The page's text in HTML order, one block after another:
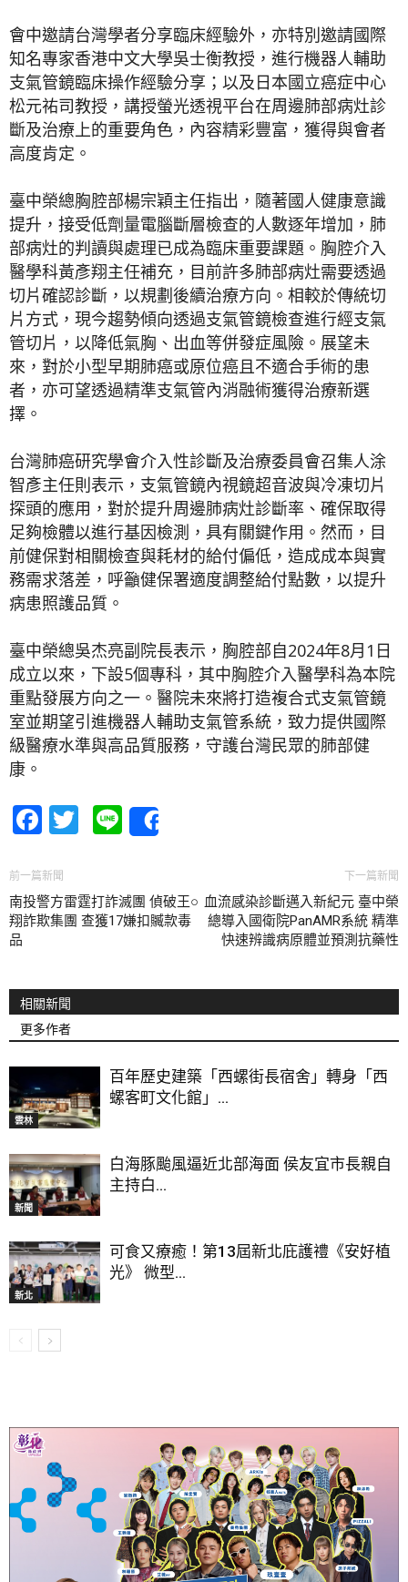
會中邀請台灣學者分享臨床經驗外，亦特別邀請國際
知名專家香港中文大學吳士衡教授，進行機器人輔助
支氣管鏡臨床操作經驗分享；以及日本國立癌症中心
松元祐司教授，講授螢光透視平台在周邊肺部病灶診
斷及治療上的重要角色，內容精彩豐富，獲得與會者
高度肯定。
臺中榮總胸腔部楊宗穎主任指出，隨著國人健康意識
提升，接受低劑量電腦斷層檢查的人數逐年增加，肺
部病灶的判讀與處理已成為臨床重要課題。胸腔介入
醫學科黃彥翔主任補充，目前許多肺部病灶需要透過
切片確認診斷，以規劃後續治療方向。相較於傳統切
片方式，現今趨勢傾向透過支氣管鏡檢查進行經支氣
管切片，以降低氣胸、出血等併發症風險。展望未
來，對於小型早期肺癌或原位癌且不適合手術的患
者，亦可望透過精準支氣管內消融術獲得治療新選
擇。
台灣肺癌研究學會介入性診斷及治療委員會召集人涂
智彥主任則表示，支氣管鏡內視鏡超音波與冷凍切片
探頭的應用，對於提升周邊肺病灶診斷率、確保取得
足夠檢體以進行基因檢測，具有關鍵作用。然而，目
前健保對相關檢查與耗材的給付偏低，造成成本與實
務需求落差，呼籲健保署適度調整給付點數，以提升
病患照護品質。
臺中榮總吳杰亮副院長表示，胸腔部自2024年8月1日
成立以來，下設5個專科，其中胸腔介入醫學科為本院
重點發展方向之一。醫院未來將打造複合式支氣管鏡
室並期望引進機器人輔助支氣管系統，致力提供國際
級醫療水準與高品質服務，守護台灣民眾的肺部健
康。
Facebook
Twitter
Line
前一篇新聞
南投警方雷霆打詐滅團 偵破王○
翔詐欺集團 查獲17嫌扣贓款毒
品
下一篇新聞
血流感染診斷邁入新紀元 臺中榮
總導入國衛院PanAMR系統 精準
快速辨識病原體並預測抗藥性
相關新聞
更多作者
雲林
百年歷史建築「西螺街長宿舍」轉身「西
螺客町文化館」...
新聞
白海豚颱風逼近北部海面 侯友宜市長親自
主持白...
新北
可食又療癒！第13屆新北庇護禮《安好植
光》 微型...